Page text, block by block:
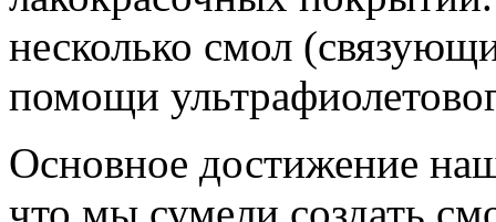
несколько смол
помощи
Основное достижение